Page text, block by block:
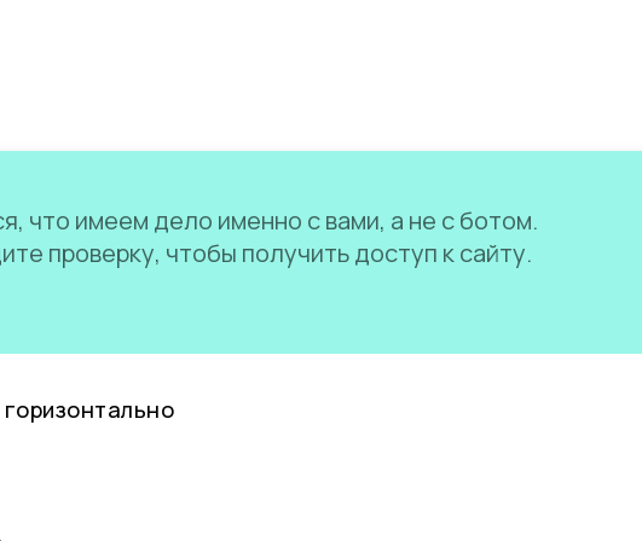
что имеем дело именно с вами, а не с ботом.
проверку, чтобы получить доступ к сайту.